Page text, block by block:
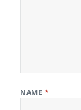
NAME *